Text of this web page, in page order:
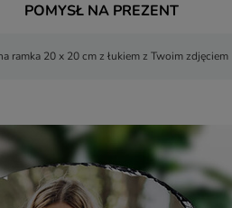
POMYSŁ NA PREZENT
ramka 20 x 20 cm z łukiem z Twoim zdjęciem